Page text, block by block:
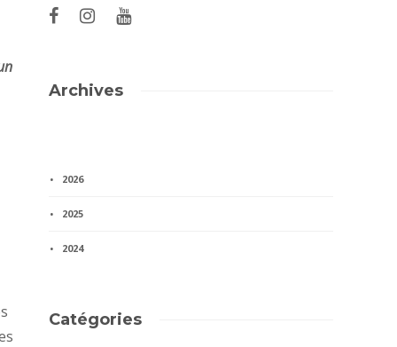
Archives
2026
2025
2024
Catégories